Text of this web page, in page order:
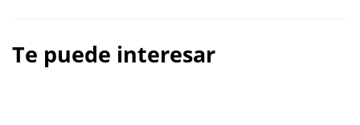
Te puede interesar